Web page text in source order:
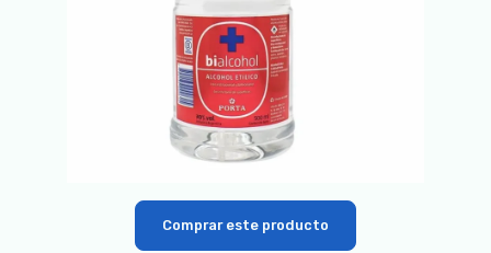
Comprar este producto